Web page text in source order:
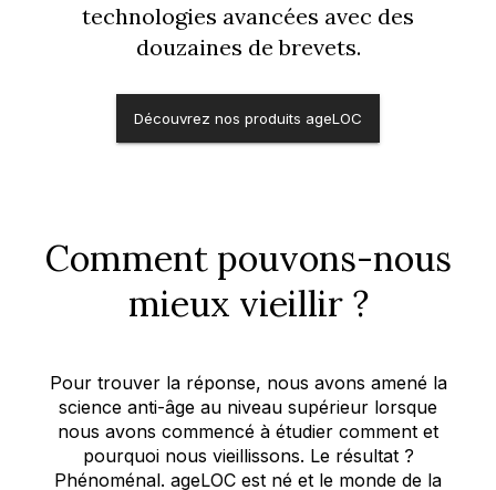
technologies avancées avec des
douzaines de brevets.
Découvrez nos produits ageLOC
Comment pouvons-nous
mieux vieillir ?
Pour trouver la réponse, nous avons amené la
science anti-âge au niveau supérieur lorsque
nous avons commencé à étudier comment et
pourquoi nous vieillissons. Le résultat ?
Phénoménal. ageLOC est né et le monde de la